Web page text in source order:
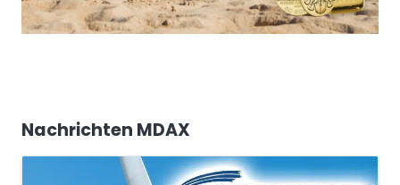
Nachrichten MDAX